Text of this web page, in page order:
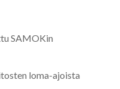
SAMOKin
loma-ajoista